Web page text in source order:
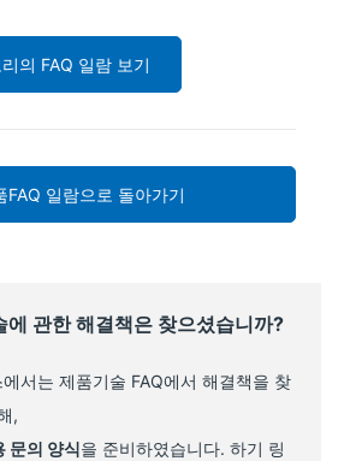
의 FAQ 일람 보기
FAQ 일람으로 돌아가기
에 관한 해결책은 찾으셨습니까?
서는 제품기술 FAQ에서 해결책을 찾
,
문의 양식을 준비하였습니다. 하기 링